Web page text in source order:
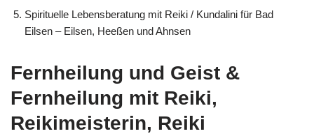
Spirituelle Lebensberatung mit Reiki / Kundalini für Bad
Eilsen – Eilsen, Heeßen und Ahnsen
Fernheilung und Geist &
Fernheilung mit Reiki,
Reikimeisterin, Reiki